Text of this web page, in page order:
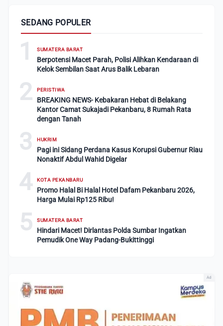
SEDANG POPULER
1 SUMATERA BARAT
Berpotensi Macet Parah, Polisi Alihkan Kendaraan di
Kelok Sembilan Saat Arus Balik Lebaran
2 PERISTIWA
BREAKING NEWS- Kebakaran Hebat di Belakang
Kantor Camat Sukajadi Pekanbaru, 8 Rumah Rata
dengan Tanah
3 HUKRIM
Pagi ini Sidang Perdana Kasus Korupsi Gubernur Riau
Nonaktif Abdul Wahid Digelar
4 KOTA PEKANBARU
Promo Halal Bi Halal Hotel Dafam Pekanbaru 2026,
Harga Mulai Rp125 Ribu!
5 SUMATERA BARAT
Hindari Macet! Dirlantas Polda Sumbar Ingatkan
Pemudik One Way Padang-Bukittinggi
Ad